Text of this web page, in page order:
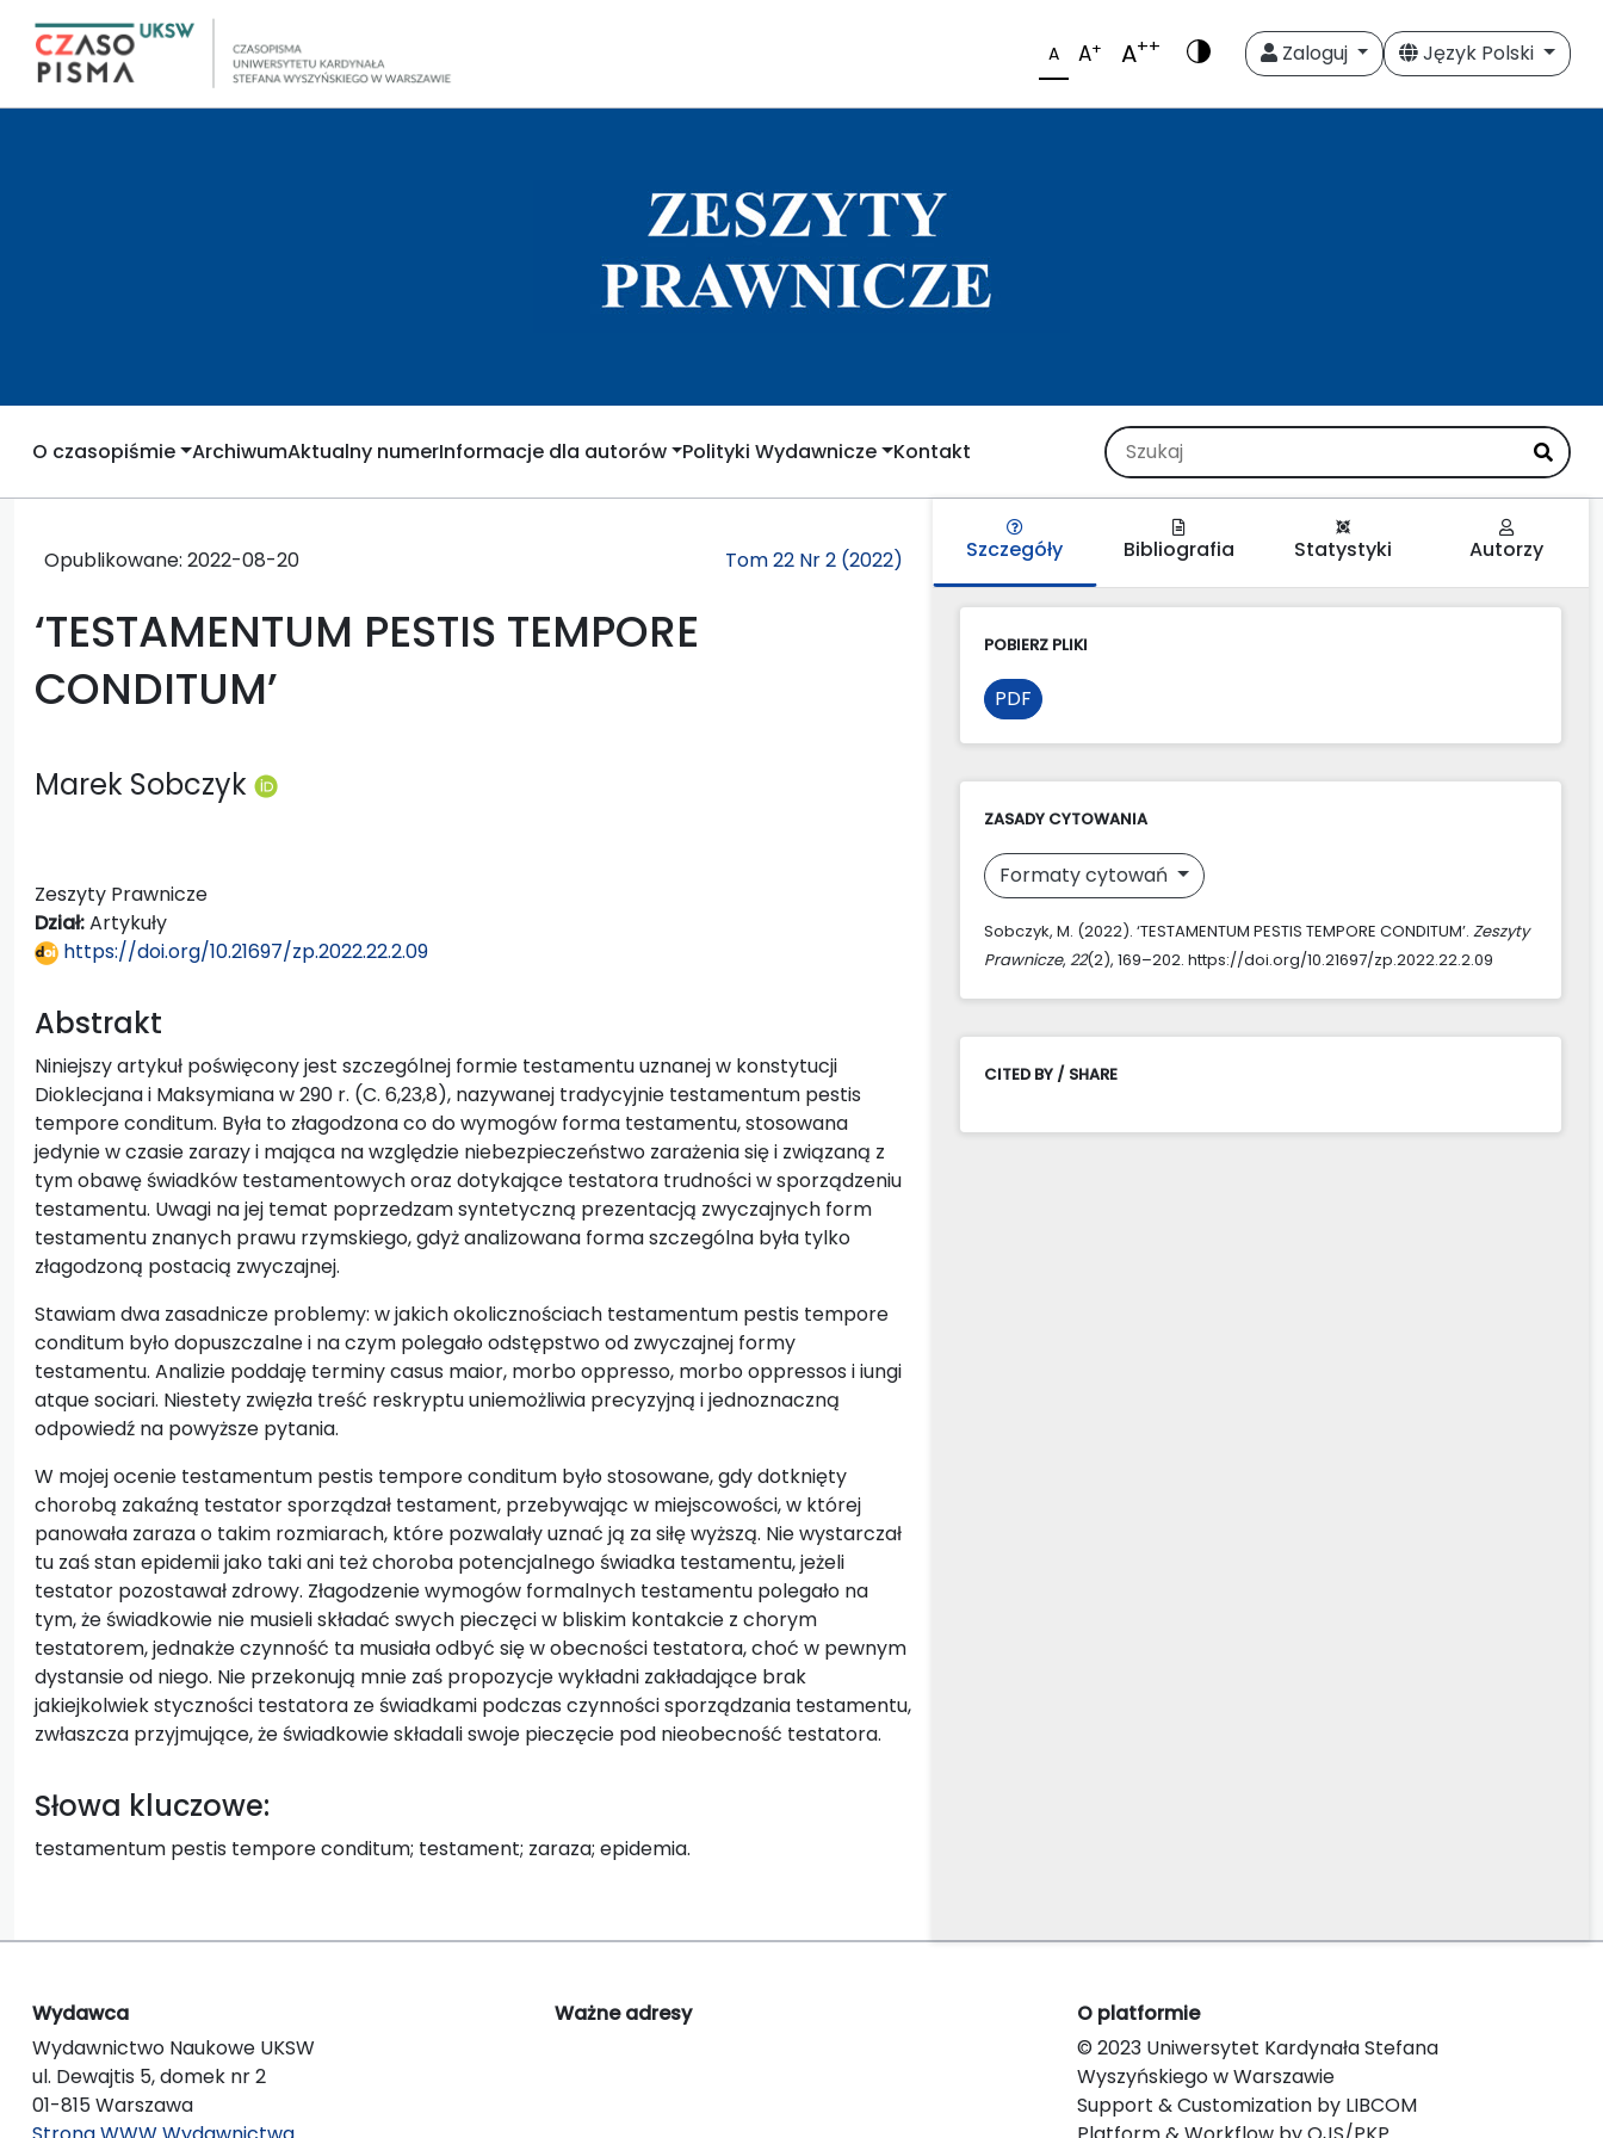
A A+ A++ Zaloguj Język Polski
O czasopiśmie ArchiwumAktualny numerInformacje dla autorów Polityki Wydawnicze Kontakt
Opublikowane: 2022-08-20 Tom 22 Nr 2 (2022)
‘TESTAMENTUM PESTIS TEMPORE
CONDITUM’
Marek Sobczyk
Zeszyty Prawnicze
Dział:Artykuły
https://doi.org/10.21697/zp.2022.22.2.09
Abstrakt
Niniejszy artykuł poświęcony jest szczególnej formie testamentu uznanej w konstytucji
Dioklecjana i Maksymiana w 290 r. (C. 6,23,8), nazywanej tradycyjnie testamentum pestis
tempore conditum. Była to złagodzona co do wymogów forma testamentu, stosowana
jedynie w czasie zarazy i mająca na względzie niebezpieczeństwo zarażenia się i związaną z
tym obawę świadków testamentowych oraz dotykające testatora trudności w sporządzeniu
testamentu. Uwagi na jej temat poprzedzam syntetyczną prezentacją zwyczajnych form
testamentu znanych prawu rzymskiego, gdyż analizowana forma szczególna była tylko
złagodzoną postacią zwyczajnej.
Stawiam dwa zasadnicze problemy: w jakich okolicznościach testamentum pestis tempore
conditum było dopuszczalne i na czym polegało odstępstwo od zwyczajnej formy
testamentu. Analizie poddaję terminy casus maior, morbo oppresso, morbo oppressos i iungi
atque sociari. Niestety zwięzła treść reskryptu uniemożliwia precyzyjną i jednoznaczną
odpowiedź na powyższe pytania.
W mojej ocenie testamentum pestis tempore conditum było stosowane, gdy dotknięty
chorobą zakaźną testator sporządzał testament, przebywając w miejscowości, w której
panowała zaraza o takim rozmiarach, które pozwalały uznać ją za siłę wyższą. Nie wystarczał
tu zaś stan epidemii jako taki ani też choroba potencjalnego świadka testamentu, jeżeli
testator pozostawał zdrowy. Złagodzenie wymogów formalnych testamentu polegało na
tym, że świadkowie nie musieli składać swych pieczęci w bliskim kontakcie z chorym
testatorem, jednakże czynność ta musiała odbyć się w obecności testatora, choć w pewnym
dystansie od niego. Nie przekonują mnie zaś propozycje wykładni zakładające brak
jakiejkolwiek styczności testatora ze świadkami podczas czynności sporządzania testamentu,
zwłaszcza przyjmujące, że świadkowie składali swoje pieczęcie pod nieobecność testatora.
Słowa kluczowe:
testamentum pestis tempore conditum; testament; zaraza; epidemia.
Szczegóły Bibliografia Statystyki Autorzy
POBIERZ PLIKI
PDF
ZASADY CYTOWANIA
Formaty cytowań
Sobczyk, M. (2022). ‘TESTAMENTUM PESTIS TEMPORE CONDITUM’. Zeszyty
Prawnicze, 22(2), 169–202. https://doi.org/10.21697/zp.2022.22.2.09
CITED BY / SHARE
Wydawca
Wydawnictwo Naukowe UKSW
ul. Dewajtis 5, domek nr 2
01-815 Warszawa
Ważne adresy
O platformie
© 2023 Uniwersytet Kardynała Stefana
Wyszyńskiego w Warszawie
Support & Customization by LIBCOM